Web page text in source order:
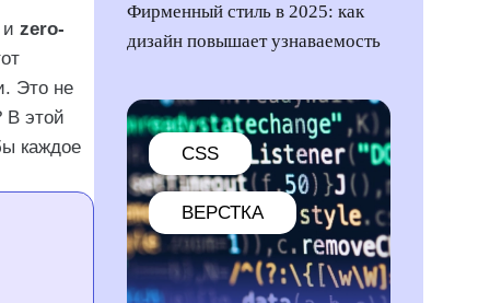
и zero-
Это не
В этой
каждое
Фирменный стиль в 2025: как
дизайн повышает узнаваемость
CSS
ВЕРСТКА